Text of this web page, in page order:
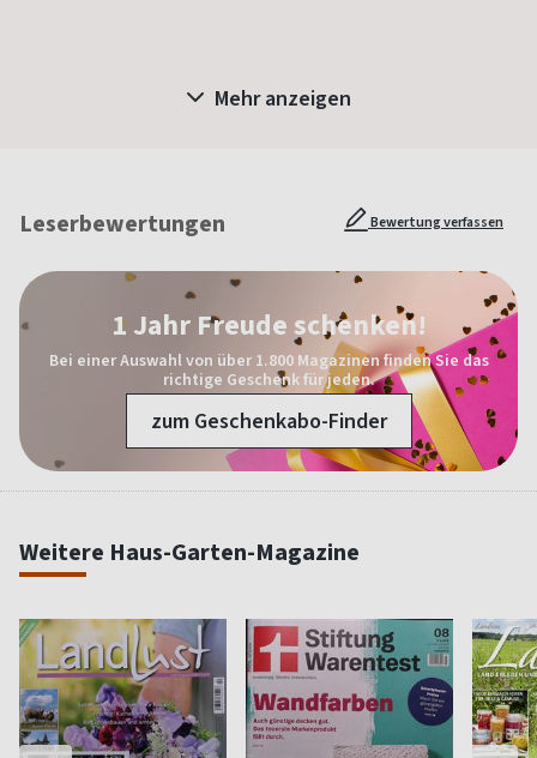
Mehr anzeigen
Leserbewertungen Bewertung verfassen
1 Jahr Freude schenken!
Bei einer Auswahl von über 1.800 Magazinen finden Sie das
richtige Geschenk für jeden.
zum Geschenkabo-Finder
Weitere Haus-Garten-Magazine